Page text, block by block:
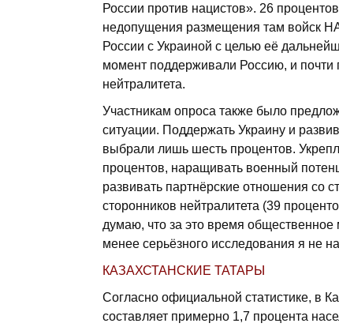
России против нацистов». 26
недопущения размещения там войск
России с Украиной с целью её
момент поддерживали Россию, и
нейтралитета.
Участникам опроса также было
ситуации. Поддержать Украину и
выбрали лишь шесть процентов.
процентов, наращивать военный
развивать партнёрские отношения
сторонников нейтралитета (39
думаю, что за это время
менее серьёзного исследования я не
КАЗАХСТАНСКИЕ ТАТАРЫ
Согласно официальной статистике, в
составляет примерно 1,7 процента